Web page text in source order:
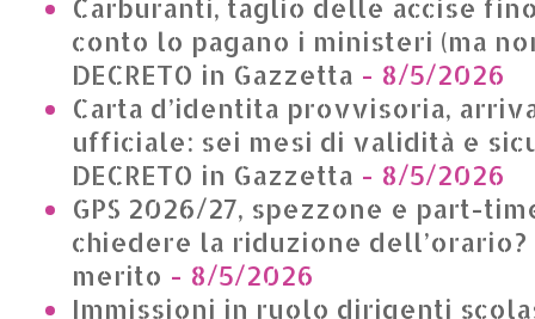
Carburanti, taglio delle accise
conto lo pagano i ministeri (ma
DECRETO in Gazzetta - 8/5/2026
Carta d’identita provvisoria,
ufficiale: sei mesi di validità e
DECRETO in Gazzetta - 8/5/2026
GPS 2026/27, spezzone e part-
chiedere la riduzione
merito - 8/5/2026
Immissioni in ruolo dirigenti